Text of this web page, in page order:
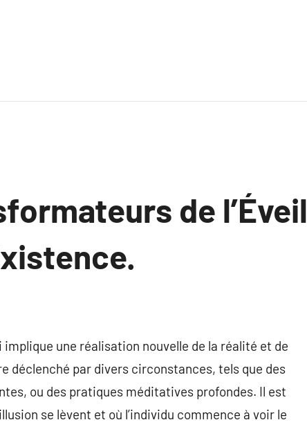
de l’Éveil
une réalisation nouvelle de la réalité et de
déclenché par divers circonstances, tels que des
ou des pratiques méditatives profondes. Il est
se lèvent et où l’individu commence à voir le